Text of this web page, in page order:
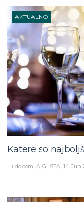
AKTUALNO
Katere so
Hudo.com A. G., STA 14. Jun